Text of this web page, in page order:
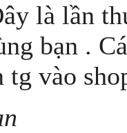
là lần
bạn .
tg vào